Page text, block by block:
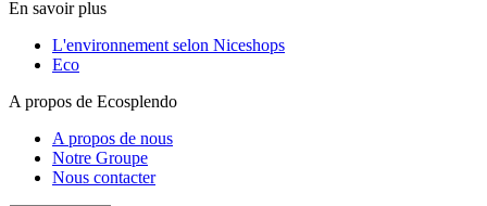
En savoir plus
L'environnement selon Niceshops
Eco
A propos de Ecosplendo
A propos de nous
Notre Groupe
Nous contacter